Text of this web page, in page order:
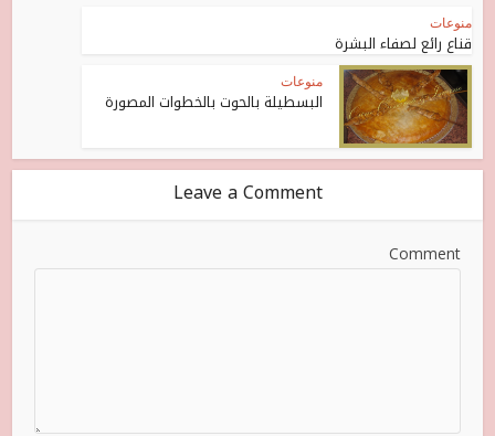
منوعات
قناع رائع لصفاء البشرة
منوعات
البسطيلة بالحوت بالخطوات المصورة
Leave a Comment
Comment